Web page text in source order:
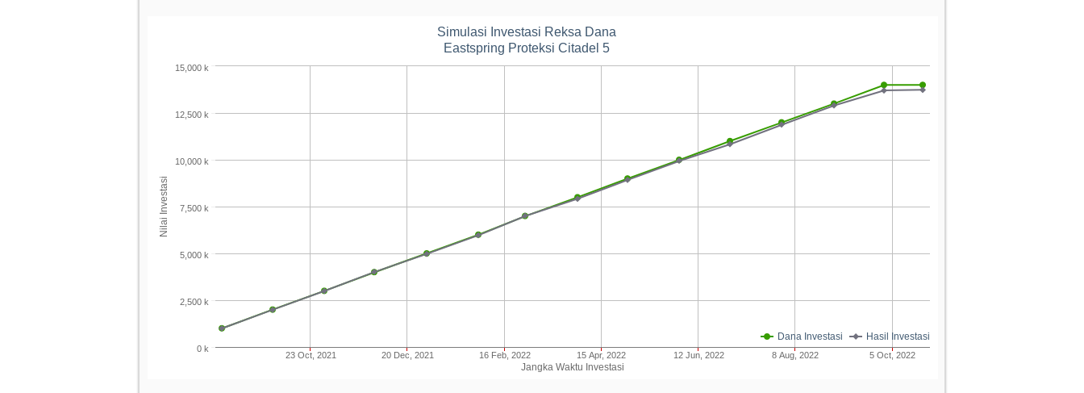
Jangka Waktu Investasi
Nilai Investasi
Simulasi Investasi Reksa Dana
Eastspring Proteksi Citadel 5
Dana Investasi Hasil Investasi
23 Oct, 2021 20 Dec, 2021 16 Feb, 2022 15 Apr, 2022 12 Jun, 2022 8 Aug, 2022 5 Oct, 2022
0 k
2,500 k
5,000 k
7,500 k
10,000 k
12,500 k
15,000 k